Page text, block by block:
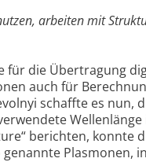
arbeiten mit
für die Übertragung
auch für
schaffte es nun,
berichten, konnte
Plasmonen,